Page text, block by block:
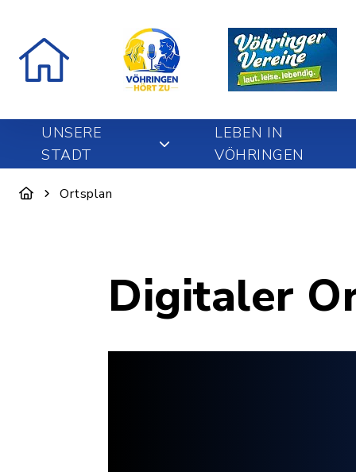
UNSERE
STADT
LEBEN IN
VÖHRINGEN
Ortsplan
Digitaler